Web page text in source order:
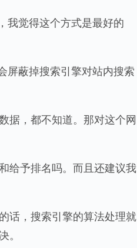
我觉得这个方式是最好的
屏蔽掉搜索引擎对站内搜索
据，都不知道。那对这个网
给予排名吗。而且还建议我
话，搜索引擎的算法处理就
。